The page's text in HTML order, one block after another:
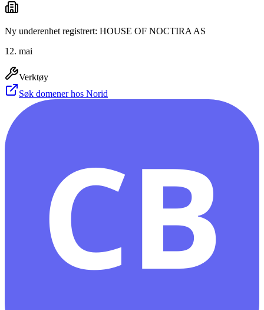
Ny underenhet registrert: HOUSE OF NOCTIRA AS
12. mai
Verktøy
Søk domener hos Norid
CB